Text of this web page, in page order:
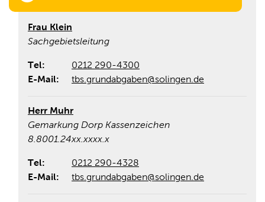
Trinkwassergebühren
Frau Klein
Sachgebietsleitung
Tel:
0212 290-4300
E-Mail:
tbs.grundabgaben@solingen.de
Herr Muhr
Gemarkung Dorp Kassenzeichen
8.8001.24xx.xxxx.x
Tel:
0212 290-4328
E-Mail:
tbs.grundabgaben@solingen.de